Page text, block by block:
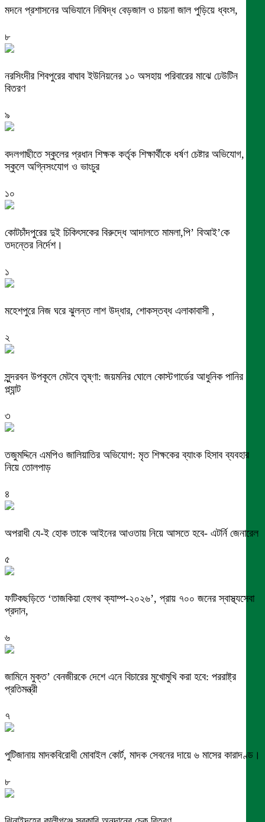
মদনে প্রশাসনের অভিযানে নিষিদ্ধ বেড়জাল ও চায়না জাল পুড়িয়ে ধ্বংস,
৮
নরসিংদীর শিবপুরের বাঘাব ইউনিয়নের ১০ অসহায় পরিবারের মাঝে ঢেউটিন
বিতরণ
৯
বদলগাছীতে স্কুলের প্রধান শিক্ষক কর্তৃক শিক্ষার্থীকে ধর্ষণ চেষ্টার অভিযোগ,
স্কুলে অগ্নিসংযোগ ও ভাংচুর
১০
কোটচাঁদপুরের দুই চিকিৎসকের বিরুদ্ধে আদালতে মামলা,পি’ বিআই’কে
তদন্তের নির্দেশ।
১
মহেশপুরে নিজ ঘরে ঝুলন্ত লাশ উদ্ধার, শোকস্তব্ধ এলাকাবাসী ,
২
সুন্দরবন উপকূলে মেটবে তৃষ্ণা: জয়মনির ঘোলে কোস্টগার্ডের আধুনিক পানির
প্ল্যান্ট
৩
তজুমদ্দিনে এমপিও জালিয়াতির অভিযোগ: মৃত শিক্ষকের ব্যাংক হিসাব ব্যবহার
নিয়ে তোলপাড়
৪
অপরাধী যে-ই হোক তাকে আইনের আওতায় নিয়ে আসতে হবে- এটর্নি জেনারেল
৫
ফটিকছড়িতে ‘তাজকিয়া হেলথ ক্যাম্প-২০২৬’, প্রায় ৭০০ জনের স্বাস্থ্যসেবা
প্রদান,
৬
জামিনে মুক্ত’ বেনজীরকে দেশে এনে বিচারের মুখোমুখি করা হবে: পররাষ্ট্র
প্রতিমন্ত্রী
৭
পুটিজানায় মাদকবিরোধী মোবাইল কোর্ট, মাদক সেবনের দায়ে ৬ মাসের কারাদণ্ড।
৮